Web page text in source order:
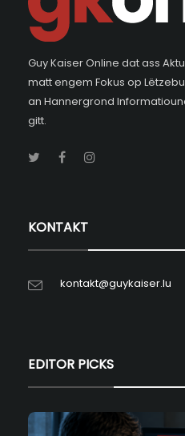
Guy Kaiser Online dat ass
matt engem Fokus op
an Hannergrond
gitt.
KONTAKT
kontakt@guykaiser.lu
EDITOR PICKS